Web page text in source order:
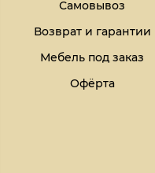
Самовывоз
Возврат и гарантии
Мебель под заказ
Офёрта